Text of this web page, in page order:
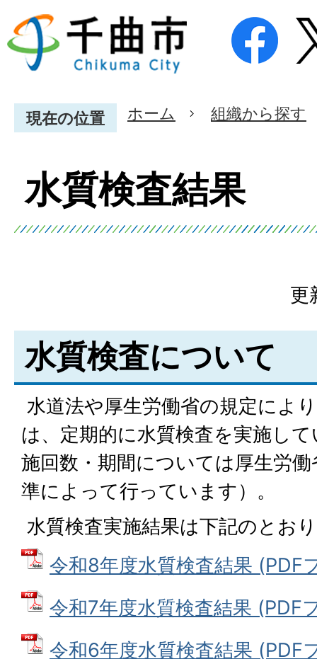
現在の位置 ホーム 組織から探す
水質検査結果
更
水質検査について
水道法や厚生労働省の規定によ
は、定期的に水質検査を実施し
施回数・期間については厚生労
準によって行っています）。
水質検査実施結果は下記のとお
令和8年度水質検査結果 (PDF
令和7年度水質検査結果 (PDF
令和6年度水質検査結果 (PDF